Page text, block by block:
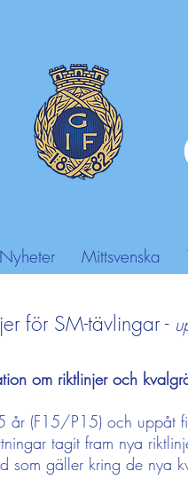
Nyheter Mittsvenska
för SM-tävlingar-
om riktlinjer och
år (F15/P15) och uppåt
tagit fram nya
som gäller kring de nya